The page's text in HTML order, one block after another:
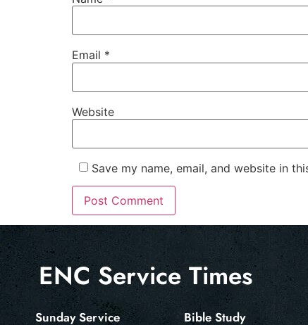
Email *
Website
Save my name, email, and website in
ENC Service Times
Sunday Service Bible Study